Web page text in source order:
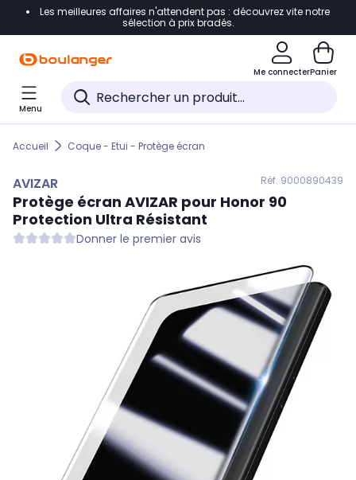
Accéder directement à la navigation
Accéder directement au pied de page
Accéder directement au chatbot
Les meilleures affaires n'attendent pas : découvrez vite notre
sélection à prix bradés.
Me connecterPanier
Menu
Accueil Coque - Etui - Protège écran
AVIZAR Réf. 9000890439
Protège écran AVIZAR pour Honor 90
Protection Ultra Résistant
Donner le premier avis